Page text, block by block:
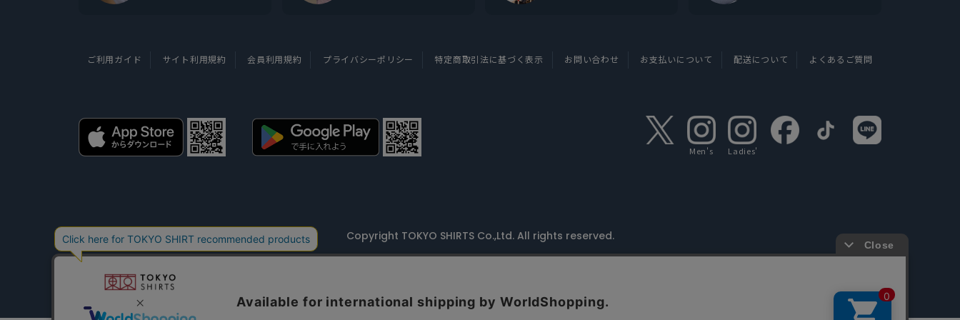
ご利用ガイド サイト利用規約 会員利用規約 プライバシーポリシー 特定商取引法に基づく表示 お問い合わせ お支払いについて 配送について よくあるご質問
Men's Ladies'
Copyright TOKYO SHIRTS Co.,Ltd. All rights reserved.